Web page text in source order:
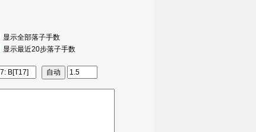
显示全部落子手数
显示最近20步落子手数